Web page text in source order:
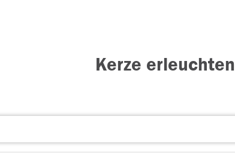
Kerze erleuchten